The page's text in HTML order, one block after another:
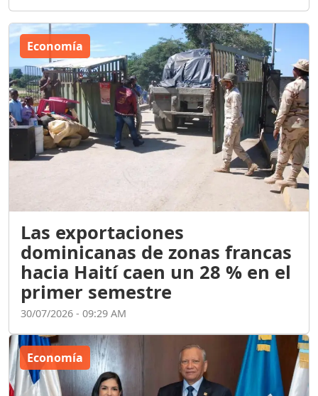
Economía
Las exportaciones
dominicanas de zonas francas
hacia Haití caen un 28 % en el
primer semestre
30/07/2026 - 09:29 AM
Economía